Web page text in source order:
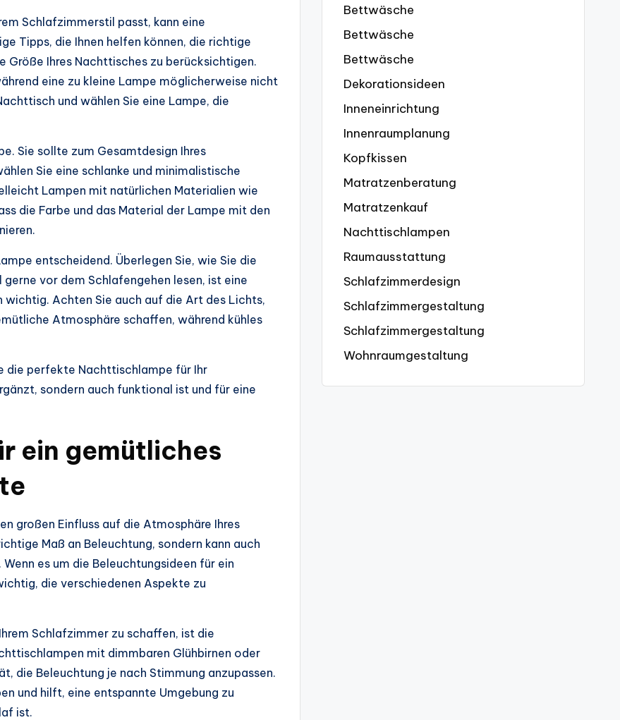
Schlafzimmerstil passt, kann eine
Tipps, die Ihnen helfen können, die richtige
Größe Ihres Nachttisches zu berücksichtigen.
eine zu kleine Lampe möglicherweise nicht
und wählen Sie eine Lampe, die
Sie sollte zum Gesamtdesign Ihres
Sie eine schlanke und minimalistische
Lampen mit natürlichen Materialien wie
die Farbe und das Material der Lampe mit den
entscheidend. Überlegen Sie, wie Sie die
vor dem Schlafengehen lesen, ist eine
Achten Sie auch auf die Art des Lichts,
Atmosphäre schaffen, während kühles
die perfekte Nachttischlampe für Ihr
sondern auch funktional ist und für eine
ein gemütliches
großen Einfluss auf die Atmosphäre Ihres
Maß an Beleuchtung, sondern kann auch
es um die Beleuchtungsideen für ein
die verschiedenen Aspekte zu
Schlafzimmer zu schaffen, ist die
mit dimmbaren Glühbirnen oder
die Beleuchtung je nach Stimmung anzupassen.
und hilft, eine entspannte Umgebung zu
ist.
Bettwäsche
Bettwäsche
Bettwäsche
Dekorationsideen
Inneneinrichtung
Innenraumplanung
Kopfkissen
Matratzenberatung
Matratzenkauf
Nachttischlampen
Raumausstattung
Schlafzimmerdesign
Schlafzimmergestaltung
Schlafzimmergestaltung
Wohnraumgestaltung